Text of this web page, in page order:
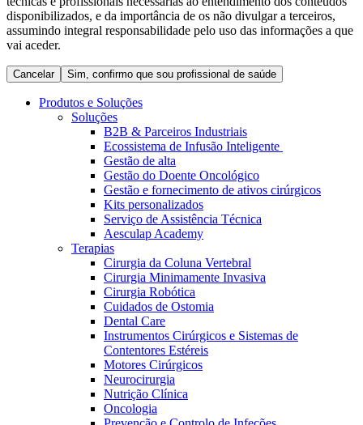
Terapias
Catálogo de Produtos
Encontre o produto que procura. Visite o catálogo de produtos
da B. Braun com o nosso portfólio completo.
Coordenamos os seus cuidados médicos quando recebe alta
do hospital. Para mais informações, visite a nossa página de
cuidados domiciliários.
Contactos
Centro de Inovação
Vamos impulsionar juntos a inovação na tecnologia médica.
Saiba mais sobre o nosso centro de inovação e apresente a sua
disponibilizados, e da importância de os não divulgar a terceiros,
assumindo integral responsabilidade pelo uso das informações a que
vai aceder.
Cancelar Sim, confirmo que sou profissional de saúde
Produtos e Soluções
Soluções
B2B & Parceiros Industriais
Ecossistema de Infusão Inteligente
Gestão de alta
Gestão do Doente Oncológico
Gestão e fornecimento de ativos cirúrgicos
Kits personalizados
Serviço de Assistência Técnica
Aesculap Academy
Terapias
Cirurgia da Coluna Vertebral
Cirurgia Minimamente Invasiva
Cirurgia Robótica
Cuidados de Ostomia
Dental Care
Instrumentos Cirúrgicos e Sistemas de
Contentores Estéreis
Motores Cirúrgicos
Neurocirurgia
Nutrição Clínica
Oncologia